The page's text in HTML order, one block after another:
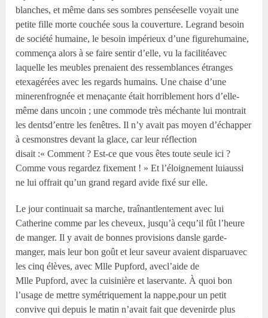
blanches, et même dans ses sombres penséeselle voyait une
petite fille morte couchée sous la couverture. Legrand besoin
de société humaine, le besoin impérieux d’une figurehumaine,
commença alors à se faire sentir d’elle, vu la facilitéavec
laquelle les meubles prenaient des ressemblances étranges
etexagérées avec les regards humains. Une chaise d’une
minerenfrognée et menaçante était horriblement hors d’elle-
même dans uncoin ; une commode très méchante lui montrait
les dentsd’entre les fenêtres. Il n’y avait pas moyen d’échapper
à cesmonstres devant la glace, car leur réflection
disait :« Comment ? Est-ce que vous êtes toute seule ici ?
Comme vous regardez fixement ! » Et l’éloignement luiaussi
ne lui offrait qu’un grand regard avide fixé sur elle.
Le jour continuait sa marche, traînantlentement avec lui
Catherine comme par les cheveux, jusqu’à cequ’il fût l’heure
de manger. Il y avait de bonnes provisions dansle garde-
manger, mais leur bon goût et leur saveur avaient disparuavec
les cinq élèves, avec Mlle Pupford, avecl’aide de
Mlle Pupford, avec la cuisinière et laservante. À quoi bon
l’usage de mettre symétriquement la nappe,pour un petit
convive qui depuis le matin n’avait fait que devenirde plus